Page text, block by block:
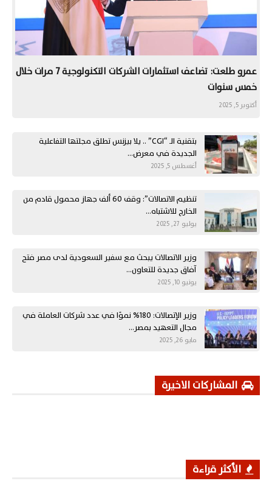
عمرو طلعت: تضاعف استثمارات الشركات التكنولوجية 7 مرات خلال
خمس سنوات
أكتوبر 5, 2025
بتقنية الـ “CGI” .. يلا بيزنس تطلق مجلتها التفاعلية
الجديدة في معرض…
أغسطس 5, 2025
تنظيم الاتصالات”: وقف 60 ألف جهاز محمول قادم من
الخارج للاشتباه…
يوليو 27, 2025
وزير الاتصالات يبحث مع سفير السعودية لدى مصر فتح
آفاق جديدة للتعاون…
يونيو 10, 2025
وزير الإتصالات: 180% نموًا في عدد شركات العاملة في
مجال التعهيد بمصر…
مايو 26, 2025
المشاركات الاخيرة
الأكثر قراءة